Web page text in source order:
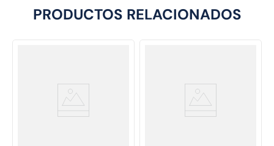
PRODUCTOS RELACIONADOS